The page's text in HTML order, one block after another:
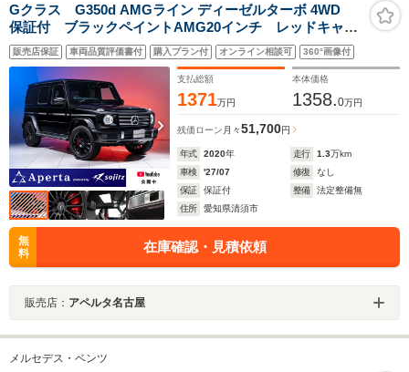
Gクラス G350d AMGライン ディーゼルターボ 4WD
保証付 ブラックペイントAMG20インチ レッドキャリ
パー ラグジュアリーPKG サンルーフ アップルカー
プレイ ブルメスターオーディオ アンビエントライ
ト レッドシートベルト メモリ付き黒革パワーシート
販売店保証 車両品質評価書付 購入プラン付 オンライン相談可 360°画像付
支払総額
1371万円
本体価格
1358.0万円
残価ローン 月々51,700円
年式 2020年 走行 1.3万km
車検
'27/07 修復
なし
保証
保証付 整備
法定整備無
住所
愛知県清須市
無
料
在庫確認・見積依頼
販売店： アペルタ名古屋
メルセデス・ベンツ